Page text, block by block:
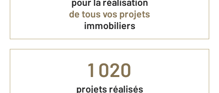
de tous vos projets
immobiliers
1 020
projets réalisés